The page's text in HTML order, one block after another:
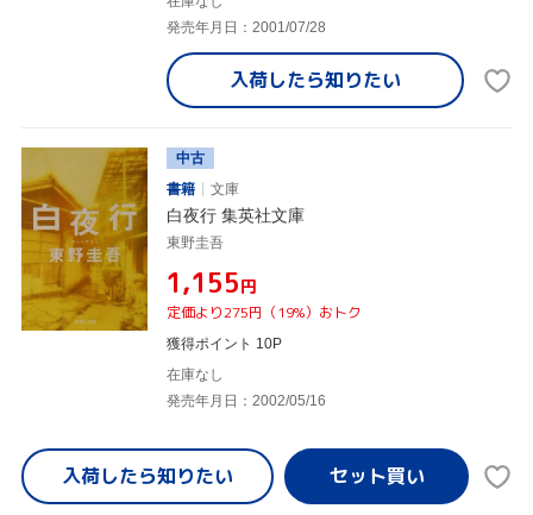
発売年月日：2001/07/28
入荷したら知りたい
中古
書籍
文庫
白夜行 集英社文庫
東野圭吾
¥1,155円
定価より275円（19%）おトク
獲得ポイント 10P
在庫なし
発売年月日：2002/05/16
入荷したら知りたい